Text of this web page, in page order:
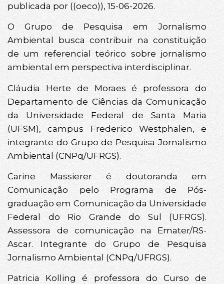
publicada por ((oeco)), 15-06-2026.
O Grupo de Pesquisa em Jornalismo
Ambiental busca contribuir na constituição
de um referencial teórico sobre jornalismo
ambiental em perspectiva interdisciplinar.
Cláudia Herte de Moraes é professora do
Departamento de Ciências da Comunicação
da Universidade Federal de Santa Maria
(UFSM), campus Frederico Westphalen, e
integrante do Grupo de Pesquisa Jornalismo
Ambiental (CNPq/UFRGS).
Carine Massierer é doutoranda em
Comunicação pelo Programa de Pós-
graduação em Comunicação da Universidade
Federal do Rio Grande do Sul (UFRGS).
Assessora de comunicação na Emater/RS-
Ascar. Integrante do Grupo de Pesquisa
Jornalismo Ambiental (CNPq/UFRGS).
Patricia Kolling é professora do Curso de